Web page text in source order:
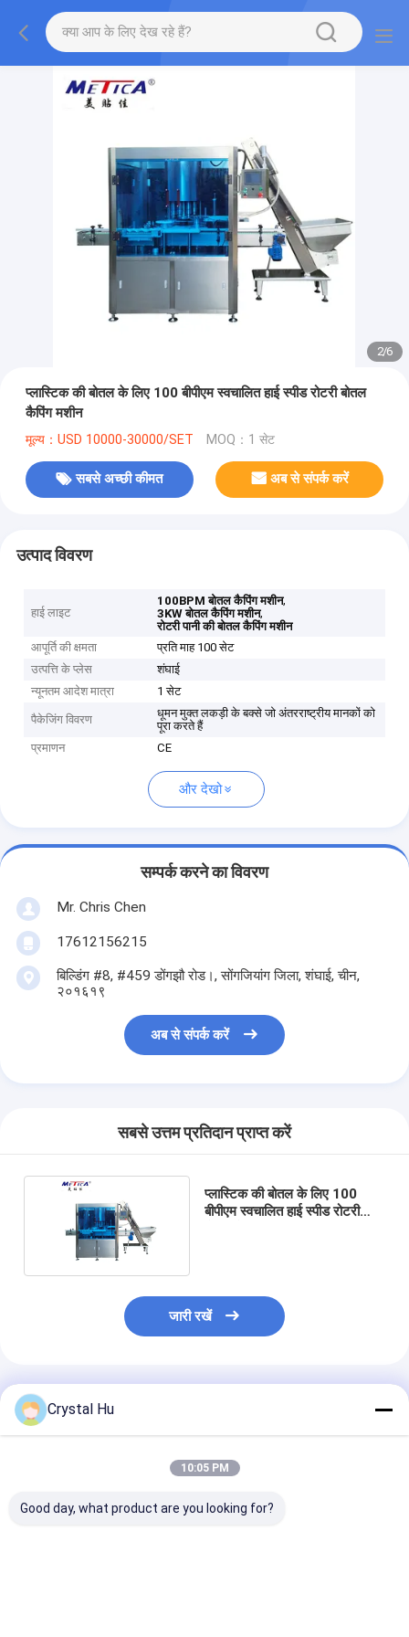
2/6
प्लास्टिक की बोतल के लिए 100 बीपीएम स्वचालित हाई स्पीड रोटरी बोतल
कैपिंग मशीन
मूल्य：USD 10000-30000/SET MOQ：1 सेट
सबसे अच्छी कीमत अब से संपर्क करें
उत्पाद विवरण
हाई लाइट
100BPM बोतल कैपिंग मशीन,
3KW बोतल कैपिंग मशीन,
रोटरी पानी की बोतल कैपिंग मशीन
आपूर्ति की क्षमता
प्रति माह 100 सेट
उत्पत्ति के प्लेस
शंघाई
न्यूनतम आदेश मात्रा
1 सेट
पैकेजिंग विवरण
धूमन मुक्त लकड़ी के बक्से जो अंतरराष्ट्रीय मानकों को
पूरा करते हैं
प्रमाणन
CE
और देखो
सम्पर्क करने का विवरण
Mr. Chris Chen
17612156215
बिल्डिंग #8, #459 डोंगझौ रोड।, सोंगजियांग जिला, शंघाई, चीन,
२०१६१९
अब से संपर्क करें
सबसे उत्तम प्रतिदान प्राप्त करें
प्लास्टिक की बोतल के लिए 100
बीपीएम स्वचालित हाई स्पीड रोटरी
जारी रखें
अनुशंसित उत्पाद
Crystal Hu
10:05 PM
Good day, what product are you looking for?